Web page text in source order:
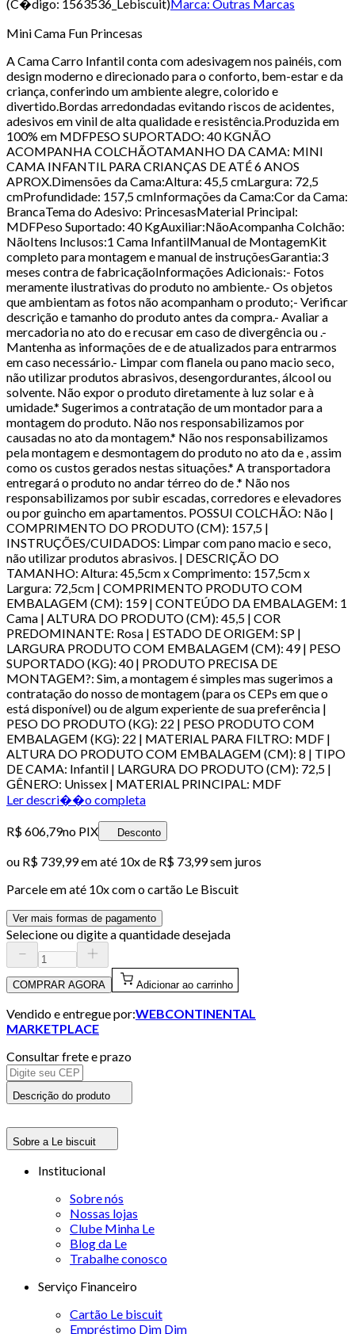
(C�digo: 1563536_Lebiscuit)Marca: Outras Marcas
Mini Cama Fun Princesas
A Cama Carro Infantil conta com adesivagem nos painéis, com
design moderno e direcionado para o conforto, bem-estar e da
criança, conferindo um ambiente alegre, colorido e
divertido.Bordas arredondadas evitando riscos de acidentes,
adesivos em vinil de alta qualidade e resistência.Produzida em
100% em MDFPESO SUPORTADO: 40 KGNÃO
ACOMPANHA COLCHÃOTAMANHO DA CAMA: MINI
CAMA INFANTIL PARA CRIANÇAS DE ATÉ 6 ANOS
APROX.Dimensões da Cama:Altura: 45,5 cmLargura: 72,5
cmProfundidade: 157,5 cmInformações da Cama:Cor da Cama:
BrancaTema do Adesivo: PrincesasMaterial Principal:
MDFPeso Suportado: 40 KgAuxiliar:NãoAcompanha Colchão:
NãoItens Inclusos:1 Cama InfantilManual de MontagemKit
completo para montagem e manual de instruçõesGarantia:3
meses contra de fabricaçãoInformações Adicionais:- Fotos
meramente ilustrativas do produto no ambiente.- Os objetos
que ambientam as fotos não acompanham o produto;- Verificar
descrição e tamanho do produto antes da compra.- Avaliar a
mercadoria no ato do e recusar em caso de divergência ou .-
Mantenha as informações de e de atualizados para entrarmos
em caso necessário.- Limpar com flanela ou pano macio seco,
não utilizar produtos abrasivos, desengordurantes, álcool ou
solvente. Não expor o produto diretamente à luz solar e à
umidade.* Sugerimos a contratação de um montador para a
montagem do produto. Não nos responsabilizamos por
causadas no ato da montagem.* Não nos responsabilizamos
pela montagem e desmontagem do produto no ato da e , assim
como os custos gerados nestas situações.* A transportadora
entregará o produto no andar térreo do de .* Não nos
responsabilizamos por subir escadas, corredores e elevadores
ou por guincho em apartamentos. POSSUI COLCHÃO: Não |
COMPRIMENTO DO PRODUTO (CM): 157,5 |
INSTRUÇÕES/CUIDADOS: Limpar com pano macio e seco,
não utilizar produtos abrasivos. | DESCRIÇÃO DO
TAMANHO: Altura: 45,5cm x Comprimento: 157,5cm x
Largura: 72,5cm | COMPRIMENTO PRODUTO COM
EMBALAGEM (CM): 159 | CONTEÚDO DA EMBALAGEM: 1
Cama | ALTURA DO PRODUTO (CM): 45,5 | COR
PREDOMINANTE: Rosa | ESTADO DE ORIGEM: SP |
LARGURA PRODUTO COM EMBALAGEM (CM): 49 | PESO
SUPORTADO (KG): 40 | PRODUTO PRECISA DE
MONTAGEM?: Sim, a montagem é simples mas sugerimos a
contratação do nosso de montagem (para os CEPs em que o
está disponível) ou de algum experiente de sua preferência |
PESO DO PRODUTO (KG): 22 | PESO PRODUTO COM
EMBALAGEM (KG): 22 | MATERIAL PARA FILTRO: MDF |
ALTURA DO PRODUTO COM EMBALAGEM (CM): 8 | TIPO
DE CAMA: Infantil | LARGURA DO PRODUTO (CM): 72,5 |
GÊNERO: Unissex | MATERIAL PRINCIPAL: MDF
Ler descri��o completa
R$ 606,79no PIX Desconto
ou R$ 739,99em até 10x de R$ 73,99 sem juros
Parcele em até 10x com o cartão Le Biscuit
Ver mais formas de pagamento
Selecione ou digite a quantidade desejada
COMPRAR AGORA Adicionar ao carrinho
Vendido e entregue por:WEBCONTINENTAL
MARKETPLACE
Consultar frete e prazo
Descrição do produto
Sobre a Le biscuit
Institucional
Sobre nós
Nossas lojas
Clube Minha Le
Blog da Le
Trabalhe conosco
Serviço Financeiro
Cartão Le biscuit
Empréstimo Dim Dim